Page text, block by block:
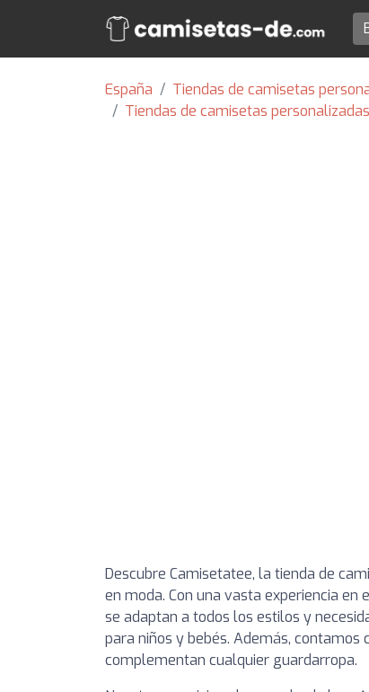
España Tiendas de camisetas
Tiendas de camisetas
Descubre Camisetatee, la tienda de
en moda. Con una vasta experiencia en
se adaptan a todos los estilos y
para niños y bebés. Además, contamos
complementan cualquier guardarropa.